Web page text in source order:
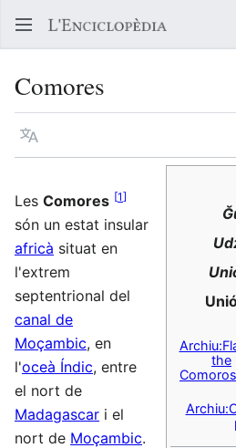
Comores
Llegir en un atre idioma
the
Les Comores [1]
són un estat insular
africà situat en
l'extrem
septentrional del
canal de
Moçambic, en
l'oceà Índic, entre
el nort de
Madagascar i el
nort de Moçambic.